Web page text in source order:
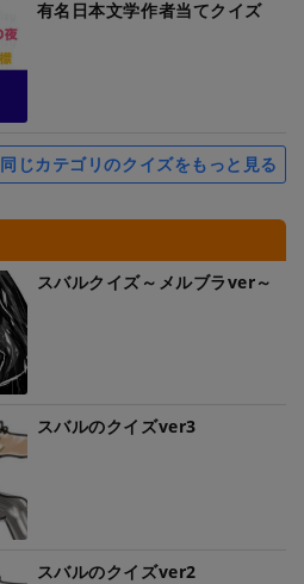
有名日本文学作者当てクイズ
同じカテゴリのクイズをもっと見る
スバルクイズ～メルブラver～
スバルのクイズver3
スバルのクイズver2